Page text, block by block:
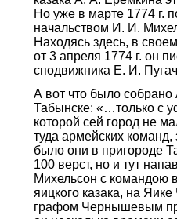
Но уже в марте 1774 г.
начальством И. И.
Находясь здесь, в
от 3 апреля 1774 г. он
сподвижника Е. И.
А вот что было
Табынске: «…только с
которой сей город не
туда армейских
было они в пригороде
100 верст, но и тут
Михельсон с командою
яицкого казака, на
графом Чернышевым